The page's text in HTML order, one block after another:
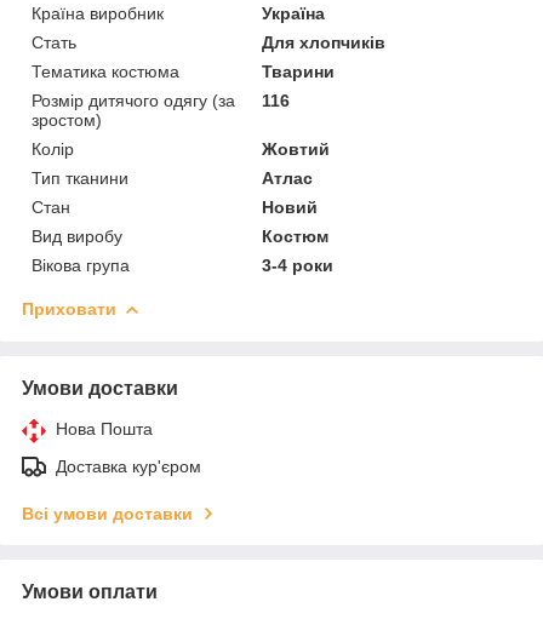
Країна виробник
Україна
Стать
Для хлопчиків
Тематика костюма
Тварини
Розмір дитячого одягу (за
зростом)
116
Колір
Жовтий
Тип тканини
Атлас
Стан
Новий
Вид виробу
Костюм
Вікова група
3-4 роки
Приховати
Умови доставки
Нова Пошта
Доставка кур'єром
Всі умови доставки
Умови оплати